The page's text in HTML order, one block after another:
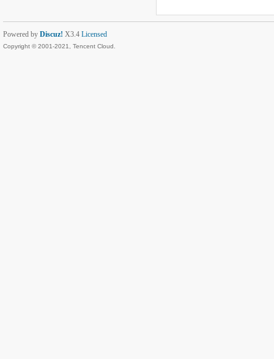
Powered by Discuz! X3.4 Licensed
Copyright © 2001-2021, Tencent Cloud.